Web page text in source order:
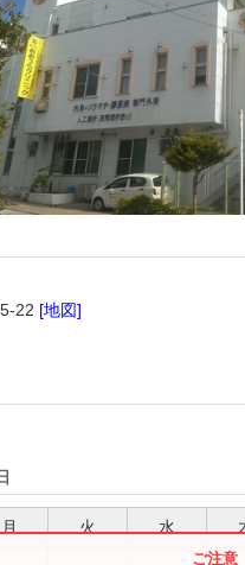
22 [地図]
月 火 水